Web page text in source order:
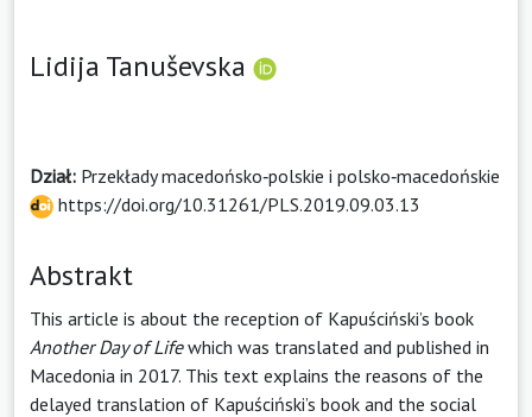
Lidija Tanuševska
Dział: Przekłady macedońsko‑polskie i polsko‑macedońskie
https://doi.org/10.31261/PLS.2019.09.03.13
Abstrakt
This article is about the reception of Kapuściński’s book
Another Day of Lifewhich was translated and published in
Macedonia in 2017. This text explains the reasons of the
delayed translation of Kapuściński’s book and the social